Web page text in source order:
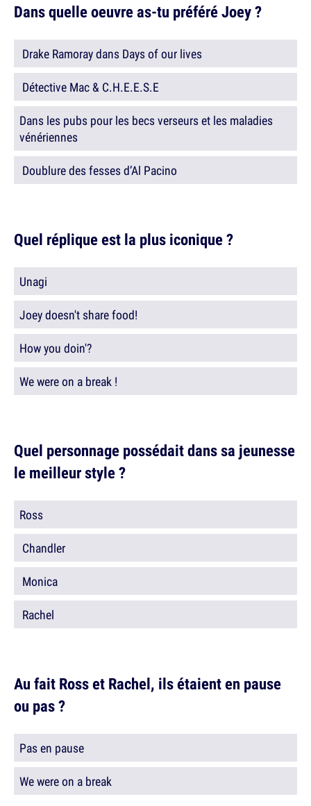
Dans quelle oeuvre as-tu préféré Joey ?
Drake Ramoray dans Days of our lives
Détective Mac & C.H.E.E.S.E
Dans les pubs pour les becs verseurs et les maladies
vénériennes
Doublure des fesses d’Al Pacino
Quel réplique est la plus iconique ?
Unagi
Joey doesn't share food!
How you doin'?
We were on a break !
Quel personnage possédait dans sa jeunesse
le meilleur style ?
Ross
Chandler
Monica
Rachel
Au fait Ross et Rachel, ils étaient en pause
ou pas ?
Pas en pause
We were on a break